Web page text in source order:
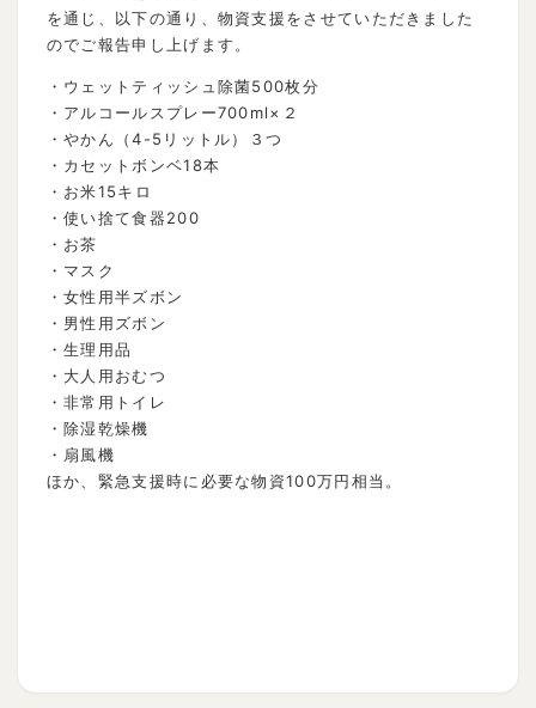
を通じ、以下の通り、物資支援をさせていただきました
のでご報告申し上げます。
・ウェットティッシュ除菌500枚分
・アルコールスプレー700ml×２
・やかん（4-5リットル）３つ
・カセットボンベ18本
・お米15キロ
・使い捨て食器200
・お茶
・マスク
・女性用半ズボン
・男性用ズボン
・生理用品
・大人用おむつ
・非常用トイレ
・除湿乾燥機
・扇風機
ほか、緊急支援時に必要な物資100万円相当。